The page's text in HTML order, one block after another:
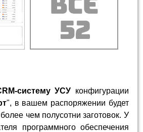
систему УСУ конфигурации
", в вашем распоряжении будет
чем полусотни заготовок. У
программного обеспечения